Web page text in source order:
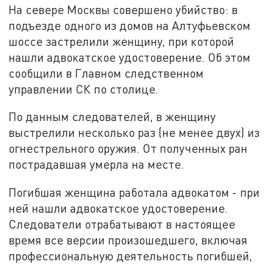
На севере Москвы совершено убийство: в
подъезде одного из домов на Алтуфьевском
шоссе застрелили женщину, при которой
нашли адвокатское удостоверение. Об этом
сообщили в Главном следственном
управлении СК по столице.
По данным следователей, в женщину
выстрелили несколько раз (не менее двух) из
огнестрельного оружия. От полученных ран
пострадавшая умерла на месте.
Погибшая женщина работала адвокатом - при
ней нашли адвокатское удостоверение.
Следователи отрабатывают в настоящее
время все версии произошедшего, включая
профессиональную деятельность погибшей,